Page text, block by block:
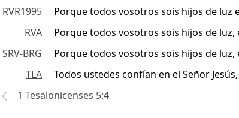
RVR1995
Porque todos vosotros sois hijos de luz
RVA
Porque todos vosotros sois hijos de
SRV-BRG
Porque todos vosotros sois hijos de
TLA
Todos ustedes confían en el Señor
1 Tesalonicenses 5:4